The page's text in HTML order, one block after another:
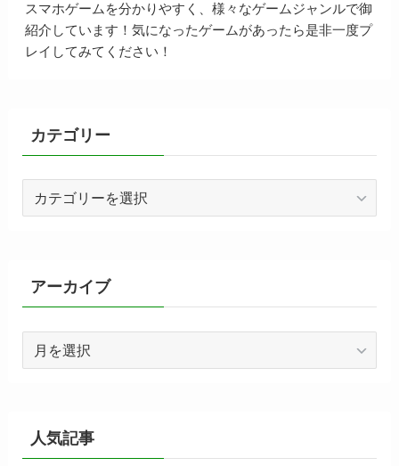
スマホゲームを分かりやすく、様々なゲームジャンルで御
紹介しています！気になったゲームがあったら是非一度プ
レイしてみてください！
カテゴリー
ーアーカイブ
人気記事